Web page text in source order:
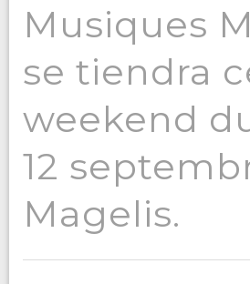
Musiques
se tiendra
weekend
12
Magelis.